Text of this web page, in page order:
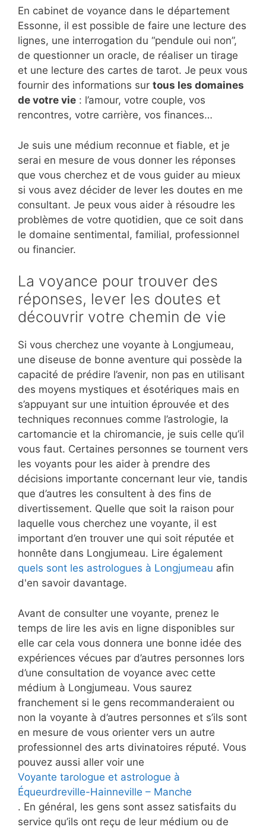
En cabinet de voyance dans le département
Essonne, il est possible de faire une lecture des
lignes, une interrogation du “pendule oui non”,
de questionner un oracle, de réaliser un tirage
et une lecture des cartes de tarot. Je peux vous
fournir des informations sur tous les domaines
de votre vie : l’amour, votre couple, vos
rencontres, votre carrière, vos finances…
Je suis une médium reconnue et fiable, et je
serai en mesure de vous donner les réponses
que vous cherchez et de vous guider au mieux
si vous avez décider de lever les doutes en me
consultant. Je peux vous aider à résoudre les
problèmes de votre quotidien, que ce soit dans
le domaine sentimental, familial, professionnel
ou financier.
La voyance pour trouver des
réponses, lever les doutes et
découvrir votre chemin de vie
Si vous cherchez une voyante à Longjumeau,
une diseuse de bonne aventure qui possède la
capacité de prédire l’avenir, non pas en utilisant
des moyens mystiques et ésotériques mais en
s’appuyant sur une intuition éprouvée et des
techniques reconnues comme l’astrologie, la
cartomancie et la chiromancie, je suis celle qu’il
vous faut. Certaines personnes se tournent vers
les voyants pour les aider à prendre des
décisions importante concernant leur vie, tandis
que d’autres les consultent à des fins de
divertissement. Quelle que soit la raison pour
laquelle vous cherchez une voyante, il est
important d’en trouver une qui soit réputée et
honnête dans Longjumeau. Lire également
quels sont les astrologues à Longjumeau afin
d'en savoir davantage.
Avant de consulter une voyante, prenez le
temps de lire les avis en ligne disponibles sur
elle car cela vous donnera une bonne idée des
expériences vécues par d’autres personnes lors
d’une consultation de voyance avec cette
médium à Longjumeau. Vous saurez
franchement si le gens recommanderaient ou
non la voyante à d’autres personnes et s’ils sont
en mesure de vous orienter vers un autre
professionnel des arts divinatoires réputé. Vous
pouvez aussi aller voir une
Voyante tarologue et astrologue à
Équeurdreville-Hainneville – Manche
. En général, les gens sont assez satisfaits du
service qu’ils ont reçu de leur médium ou de